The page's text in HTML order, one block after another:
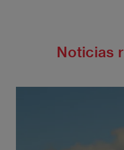
Noticias